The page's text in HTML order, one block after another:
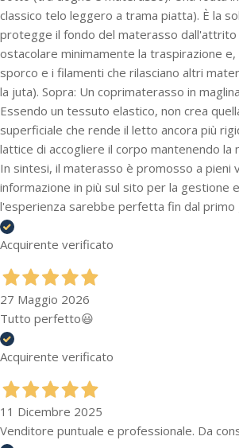
classico telo leggero a trama piatta). È la
protegge il fondo del materasso
ostacolare minimamente la traspirazione
sporco e i filamenti che rilasciano altri
la juta). Sopra: Un coprimaterasso in
Essendo un tessuto elastico, non crea
superficiale che rende il letto ancora più
lattice di accogliere il corpo mantenendo la
In sintesi, il materasso è promosso a pieni
informazione in più sul sito per la gestione
l'esperienza sarebbe perfetta fin dal primo
Acquirente verificato
27 Maggio 2026
Tutto perfetto😃
Acquirente verificato
11 Dicembre 2025
Venditore puntuale e professionale. Da